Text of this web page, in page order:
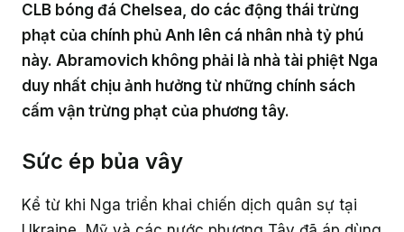
Livestream
Khảo sát
Thăm dò ý kiến
Hỏi đáp khách hàng
Làm việc từ xa
Hỗ trợ các mô hình doanh nghiệp
Hỗ trợ các bộ phận trong tổ chức
Hỗ trợ bộ phận Nhân sự
Hỗ trợ thành viên mới hòa nhập
Hỗ trợ truyền thông nội bộ
Truyền thông nội bộ tổ chức
Truyền thông nhân sự
Hỗ trợ kỹ thuật
Loại hình tổ chức
Dành cho Quản trị viên nhóm
Dành cho Đội ngũ điều hành
Dành cho cấp Quản lý
Dành cho Nhân viên
Hướng dẫn triển khai chi tiết
Chuẩn bị sẵn sàng
Cách thu hút nhân sự tham gia GapoWork
Cách thúc đẩy tương tác tại GapoWork
Xây dựng văn hóa doanh nghiệp
Làm việc tại nhà với GapoWork
Làm chủ tính năng GapoWork
Video hướng dẫn
Câu hỏi thường gặp
Liên hệ
Có gì mới trên GapoWork?
Hợp tác
Giải thưởng
Hiệu suất công việc
GapoWork cho trường học
CLB bóng đá Chelsea, do các động thái trừng
phạt của chính phủ Anh lên cá nhân nhà tỷ phú
này. Abramovich không phải là nhà tài phiệt Nga
duy nhất chịu ảnh hưởng từ những chính sách
cấm vận trừng phạt của phương tây.
Sức ép bủa vây
Kể từ khi Nga triển khai chiến dịch quân sự tại